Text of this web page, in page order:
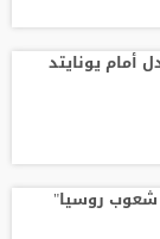
النسوي تحت 14
افتتاح دورة "سبارتاكياد شعوب روسيا" 2026
أمام يونايتد
شعوب روسيا"